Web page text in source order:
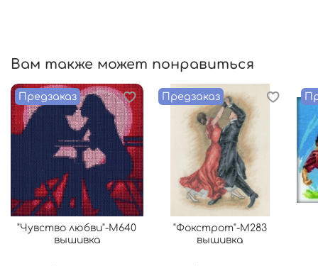
Вам также может понравиться
Предзаказ
"Чувство любви"-M640
вышивка
Предзаказ
"Фокстрот"-M283
вышивка